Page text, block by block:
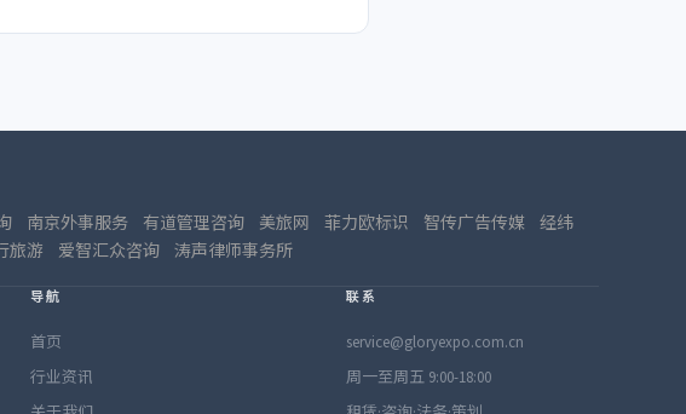
南京外事服务 有道管理咨询 美旅网 菲力欧标识 智传广告传媒
经纬
旅游 爱智汇众咨询 涛声律师事务所
导航
首页
行业资讯
联系
service@gloryexpo.com.cn
周一至周五 9:00-18:00